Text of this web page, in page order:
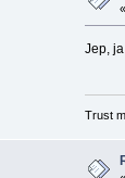
Jep,
Trust